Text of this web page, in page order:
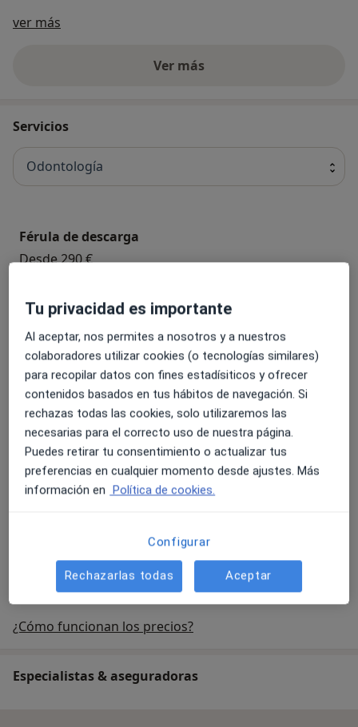
ver más
Ver más
Servicios
Odontología
Férula de descarga
Desde 290 €
Visita de revisión
Visita de tratamiento
Servicio gratuito
Ortodoncia para adultos
Desde 3 500 €
+ 55 servicios
¿Cómo funcionan los precios?
Especialistas & aseguradoras
Tu privacidad es importante
Al aceptar, nos permites a nosotros y a nuestros
colaboradores utilizar cookies (o tecnologías similares)
para recopilar datos con fines estadísiticos y ofrecer
contenidos basados en tus hábitos de navegación. Si
rechazas todas las cookies, solo utilizaremos las
necesarias para el correcto uso de nuestra página.
Puedes retirar tu consentimiento o actualizar tus
preferencias en cualquier momento desde ajustes. Más
información en Política de cookies.
Configurar
Rechazarlas todas Aceptar